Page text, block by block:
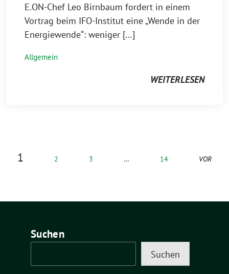
E.ON-Chef Leo Birnbaum fordert in einem
Vortrag beim IFO-Institut eine „Wende in der
Energiewende“: weniger […]
Allgemein
WEITERLESEN
1 2 3 … 14 VOR
Suchen
Suchen